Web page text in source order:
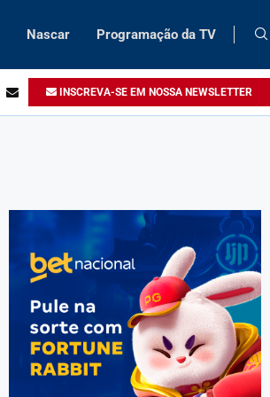
Nascar Programação da TV
INSCREVA-SE EM NOSSA NEWSLETTER